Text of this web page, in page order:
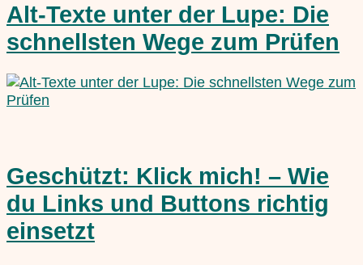
Alt-Texte unter der Lupe: Die
schnellsten Wege zum Prüfen
Geschützt: Klick mich! – Wie
du Links und Buttons richtig
einsetzt